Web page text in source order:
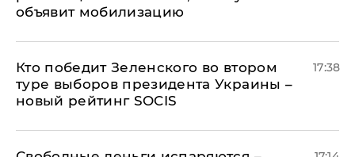
объявит мобилизацию
Кто победит Зеленского во втором
туре выборов президента Украины –
новый рейтинг SOCIS
17:38